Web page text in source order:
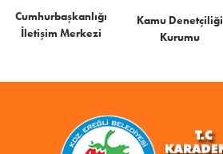
Cumhurbaşkanlığı
İletişim Merkezi
Kamu Denetçiliği
Kurumu